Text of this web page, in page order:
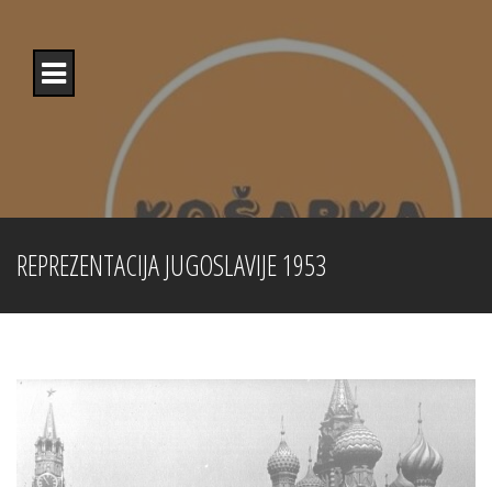
content
REPREZENTACIJA JUGOSLAVIJE 1953